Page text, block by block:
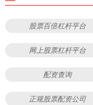
股票百倍杠杆平台
网上股票杠杆平台
配资查询
正规股票配资公司